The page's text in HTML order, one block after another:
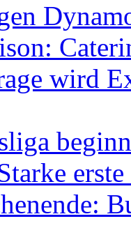
wird